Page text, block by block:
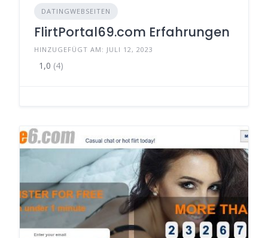
DATINGWEBSEITEN
FlirtPortal69.com Erfahrungen
HINZUGEFÜGT AM: JULI 12, 2023
1,0 (4)